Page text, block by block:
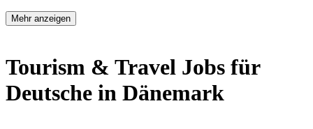
Mehr anzeigen
Tourism & Travel Jobs für
Deutsche in Dänemark